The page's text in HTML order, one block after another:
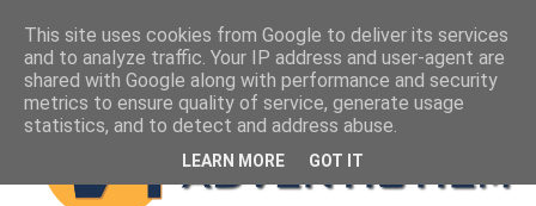
This site uses cookies from Google to deliver its services
and to analyze traffic. Your IP address and user-agent are
shared with Google along with performance and security
metrics to ensure quality of service, generate usage
statistics, and to detect and address abuse.
LEARN MORE GOT IT